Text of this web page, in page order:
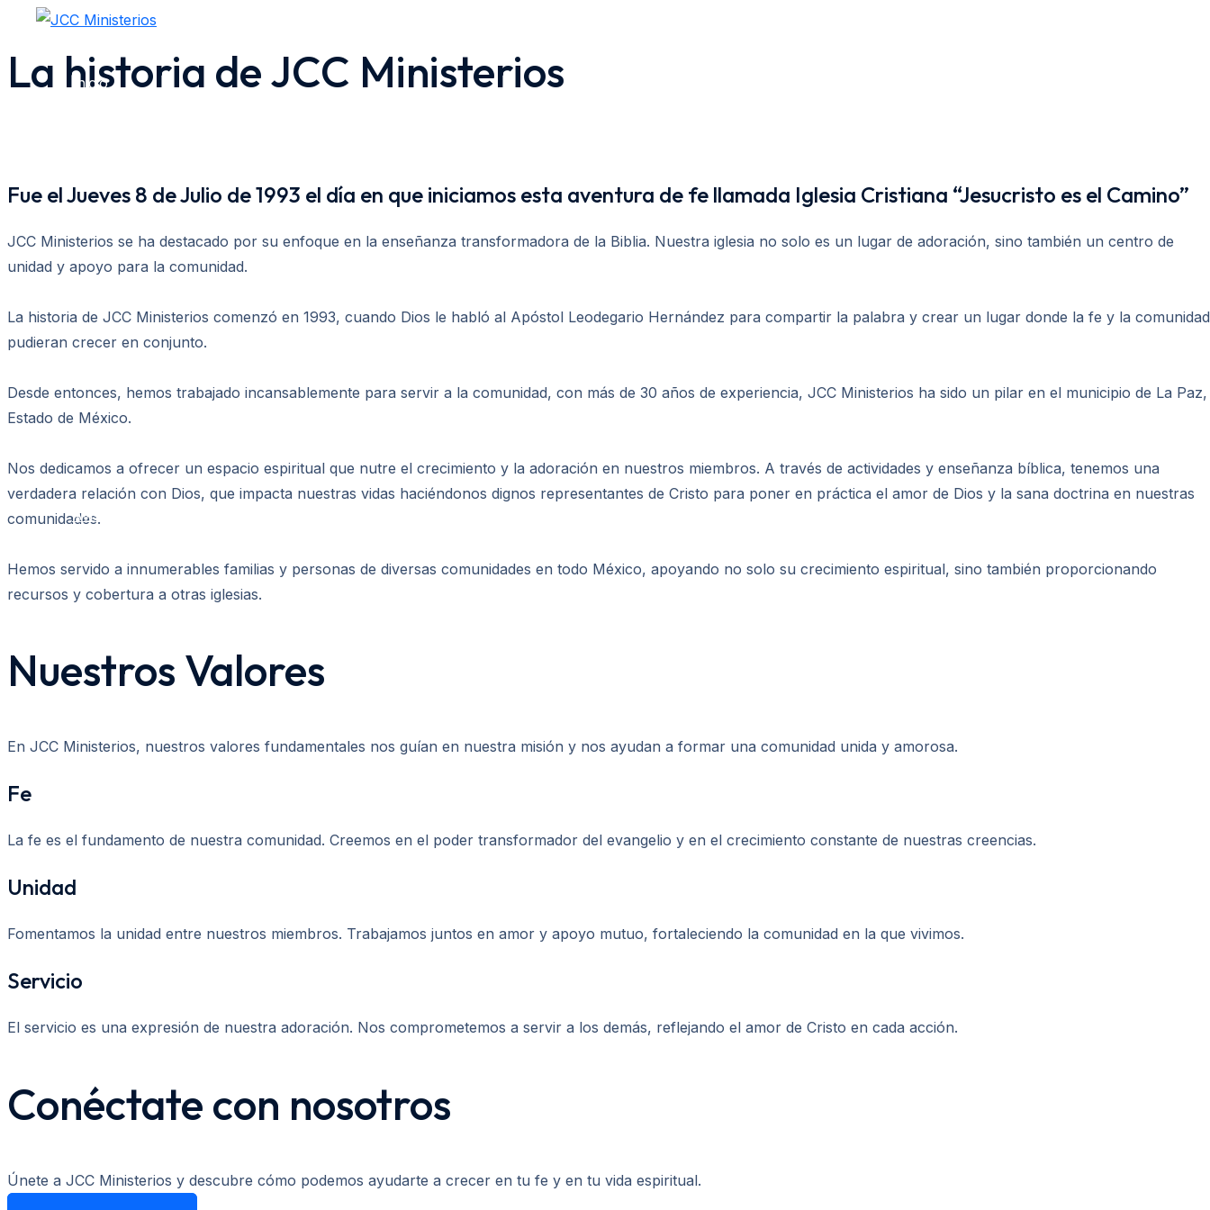
contenido
Inicio
Aviso de privacidad
La historia de JCC Ministerios
Fue el Jueves 8 de Julio de 1993 el día en que iniciamos esta aventura de fe llamada Iglesia Cristiana “Jesucristo es el Camino”
JCC Ministerios se ha destacado por su enfoque en la enseñanza transformadora de la Biblia. Nuestra iglesia no solo es un lugar de adoración, sino también un centro de
unidad y apoyo para la comunidad.
La historia de JCC Ministerios comenzó en 1993, cuando Dios le habló al Apóstol Leodegario Hernández para compartir la palabra y crear un lugar donde la fe y la comunidad
pudieran crecer en conjunto.
Desde entonces, hemos trabajado incansablemente para servir a la comunidad, con más de 30 años de experiencia, JCC Ministerios ha sido un pilar en el municipio de La Paz,
Estado de México.
Nos dedicamos a ofrecer un espacio espiritual que nutre el crecimiento y la adoración en nuestros miembros. A través de actividades y enseñanza bíblica, tenemos una
verdadera relación con Dios, que impacta nuestras vidas haciéndonos dignos representantes de Cristo para poner en práctica el amor de Dios y la sana doctrina en nuestras
comunidades.
Hemos servido a innumerables familias y personas de diversas comunidades en todo México, apoyando no solo su crecimiento espiritual, sino también proporcionando
recursos y cobertura a otras iglesias.
Nuestros Valores
En JCC Ministerios, nuestros valores fundamentales nos guían en nuestra misión y nos ayudan a formar una comunidad unida y amorosa.
Fe
La fe es el fundamento de nuestra comunidad. Creemos en el poder transformador del evangelio y en el crecimiento constante de nuestras creencias.
Unidad
Fomentamos la unidad entre nuestros miembros. Trabajamos juntos en amor y apoyo mutuo, fortaleciendo la comunidad en la que vivimos.
Servicio
El servicio es una expresión de nuestra adoración. Nos comprometemos a servir a los demás, reflejando el amor de Cristo en cada acción.
Conéctate con nosotros
Únete a JCC Ministerios y descubre cómo podemos ayudarte a crecer en tu fe y en tu vida espiritual.